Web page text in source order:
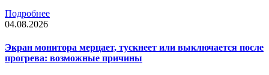
Подробнее
04.08.2026
Экран монитора мерцает, тускнеет или выключается после
прогрева: возможные причины